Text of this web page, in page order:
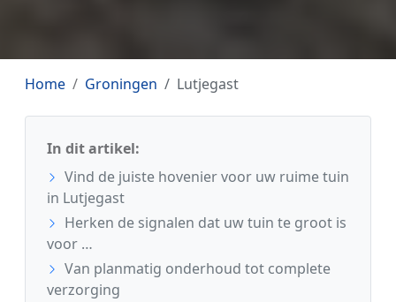
Home Groningen Lutjegast
In dit artikel:
Vind de juiste hovenier voor uw ruime tuin
in Lutjegast
Herken de signalen dat uw tuin te groot is
voor …
Van planmatig onderhoud tot complete
verzorging